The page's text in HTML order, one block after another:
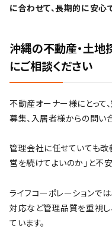
に合わせて、長期的に安心
沖縄の不動産・土地
にご相談ください
不動産オーナー様にとって
募集、入居者様からの問い
管理会社に任せていても改
営を続けてよいのか」と不
ライフコーポレーションで
対応など管理品質を重視
ています。